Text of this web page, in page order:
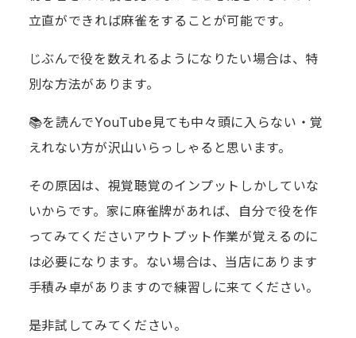
立直ができれば麻雀をすることが可能です。
じぶんで役を数えれるようになりたい場合は、特
別な方法があります。
📚を読んでYouTube見ても中々頭に入らない・覚
えれない方が沢山いらっしゃると思います。
その原因は、視覚聴覚のインプットしかしていな
いからです。家に麻雀牌があれば、自分で役を作
ってみてくださいアウトプット作業が覚えるのに
は必要になります。ない場合は、当店にあります
手積み卓がありますので練習しに来てください。
是非試してみてください。